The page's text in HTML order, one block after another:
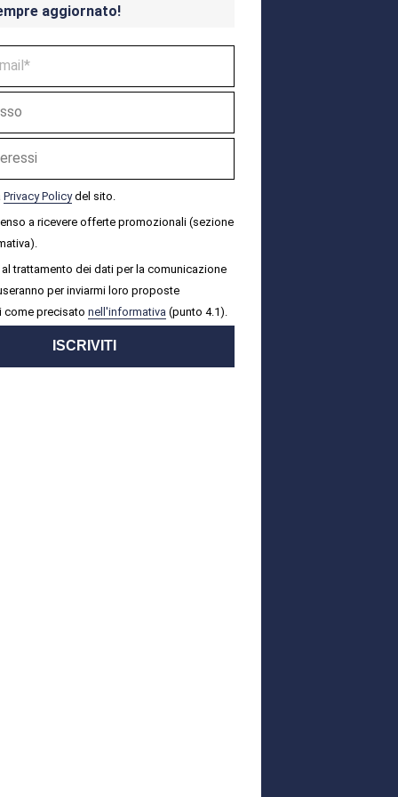
aggiornato!
Privacy Policydel sito.
a ricevere offerte promozionali (sezione
trattamento dei dati per la comunicazione
per inviarmi loro proposte
come precisato nell'informativa (punto 4.1).
ISCRIVITI